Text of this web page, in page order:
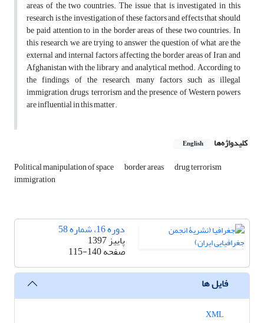
areas of the two countries. The issue that is investigated in this
research is the investigation of these factors and effects that should
be paid attention to in the border areas of these two countries. In
this research, we are trying to answer the question of what are the
external and internal factors affecting the border areas of Iran and
Afghanistan with the library and analytical method. According to
the findings of the research, many factors such as illegal
immigration, drugs, terrorism and the presence of Western powers
are influential in this matter.
کلیدواژه‌ها English
Political manipulation of space border areas drug terrorism
immigration
دوره 16، شماره 58
پاییز 1397
صفحه115-140
فایل ها